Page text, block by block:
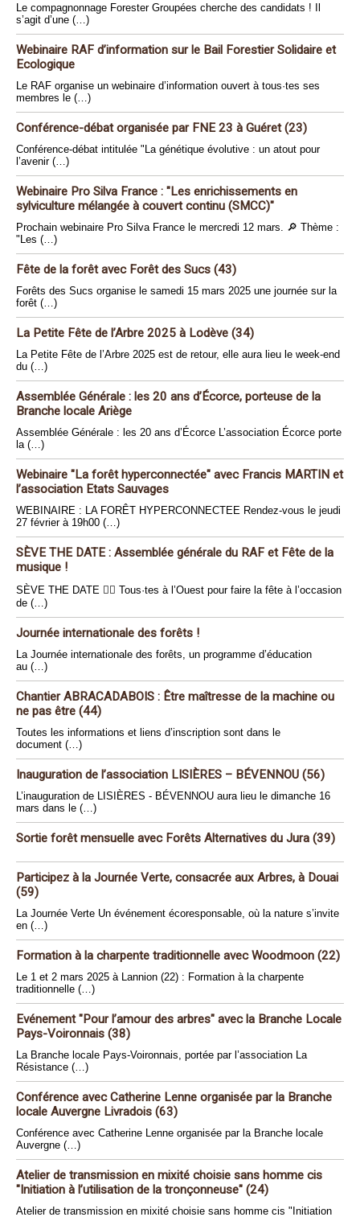
Le compagnonnage Forester Groupées cherche des candidats ! Il
s’agit d’une (…)
Webinaire RAF d’information sur le Bail Forestier Solidaire et
Ecologique
Le RAF organise un webinaire d’information ouvert à tous·tes ses
membres le (…)
Conférence-débat organisée par FNE 23 à Guéret (23)
Conférence-débat intitulée "La génétique évolutive : un atout pour
l’avenir (…)
Webinaire Pro Silva France : "Les enrichissements en
sylviculture mélangée à couvert continu (SMCC)"
Prochain webinaire Pro Silva France le mercredi 12 mars. 🔎 Thème :
"Les (…)
Fête de la forêt avec Forêt des Sucs (43)
Forêts des Sucs organise le samedi 15 mars 2025 une journée sur la
forêt (…)
La Petite Fête de l’Arbre 2025 à Lodève (34)
La Petite Fête de l’Arbre 2025 est de retour, elle aura lieu le week-end
du (…)
Assemblée Générale : les 20 ans d’Écorce, porteuse de la
Branche locale Ariège
Assemblée Générale : les 20 ans d’Écorce L’association Écorce porte
la (…)
Webinaire "La forêt hyperconnectée" avec Francis MARTIN et
l’association Etats Sauvages
WEBINAIRE : LA FORÊT HYPERCONNECTEE Rendez-vous le jeudi
27 février à 19h00 (…)
SÈVE THE DATE : Assemblée générale du RAF et Fête de la
musique !
SÈVE THE DATE 🏴‍☠️ Tous·tes à l’Ouest pour faire la fête à l’occasion
de (…)
Journée internationale des forêts !
La Journée internationale des forêts, un programme d’éducation
au (…)
Chantier ABRACADABOIS : Être maîtresse de la machine ou
ne pas être (44)
Toutes les informations et liens d’inscription sont dans le
document (…)
Inauguration de l’association LISIÈRES – BÉVENNOU (56)
L’inauguration de LISIÈRES - BÉVENNOU aura lieu le dimanche 16
mars dans le (…)
Sortie forêt mensuelle avec Forêts Alternatives du Jura (39)
Participez à la Journée Verte, consacrée aux Arbres, à Douai
(59)
La Journée Verte Un événement écoresponsable, où la nature s’invite
en (…)
Formation à la charpente traditionnelle avec Woodmoon (22)
Le 1 et 2 mars 2025 à Lannion (22) : Formation à la charpente
traditionnelle (…)
Evénement "Pour l’amour des arbres" avec la Branche Locale
Pays-Voironnais (38)
La Branche locale Pays-Voironnais, portée par l’association La
Résistance (…)
Conférence avec Catherine Lenne organisée par la Branche
locale Auvergne Livradois (63)
Conférence avec Catherine Lenne organisée par la Branche locale
Auvergne (…)
Atelier de transmission en mixité choisie sans homme cis
"Initiation à l’utilisation de la tronçonneuse" (24)
Atelier de transmission en mixité choisie sans homme cis "Initiation